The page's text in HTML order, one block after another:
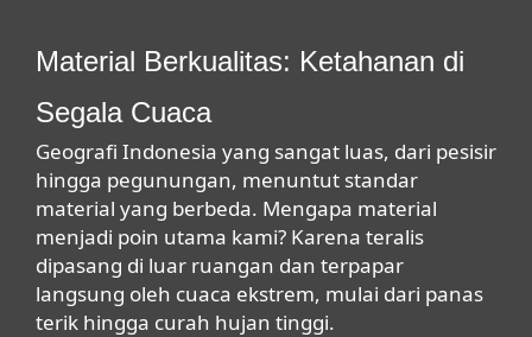
Material Berkualitas: Ketahanan di
Segala Cuaca
Geografi Indonesia yang sangat luas, dari pesisir
hingga pegunungan, menuntut standar
material yang berbeda. Mengapa material
menjadi poin utama kami? Karena teralis
dipasang di luar ruangan dan terpapar
langsung oleh cuaca ekstrem, mulai dari panas
terik hingga curah hujan tinggi.